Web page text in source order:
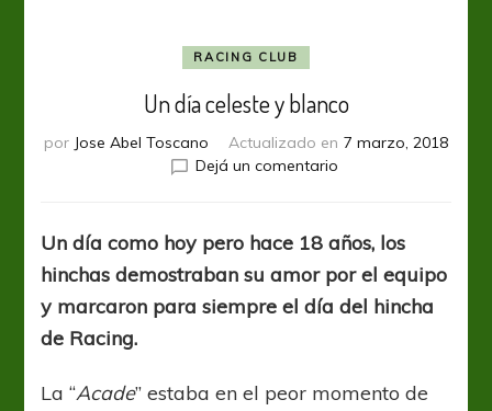
RACING CLUB
Un día celeste y blanco
por Jose Abel Toscano Actualizado en 7 marzo, 2018
Dejá un comentarioen
celeste
y
blanco
Un día como hoy pero hace 18 años, los
hinchas demostraban su amor por el equipo
y marcaron para siempre el día del hincha
de Racing.
La “Acade” estaba en el peor momento de